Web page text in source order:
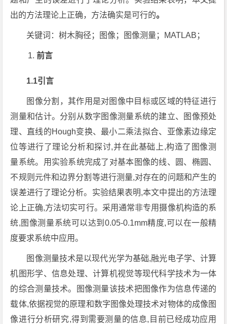
出的方法理论上正确，方法确实是可行的。
关键词：树木胸径；图像；图像测量；MATLAB；
前言
1.1引言
图像分割，其作用是对图像中目标或区域的特征进行
测量和估计。分别从数字图像测量系统的建立、图像预处
理、直线的Hough变换、最小二乘法拟合、亚像素边缘定
位等进行了理论分析和探讨,并在此基础上,构造了图像测
量系统。用实验系统完成了对基本图像的线、圆、椭圆、
不规则元件和边界分割等进行测量,对存在的问题和产生的
误差进行了理论分析。实验结果表明,本文中提出的方法理
论上正确,方法切实可行。采用通常非专用摄像机构造的系
统,图像测量系统可以达到0.05-0.1mm精度,可以在一般精
度要求系统中应用。
图像测量技术是以现代光学为基础,融光电子学、计算
机图形学、信息处理、计算机视觉等现代科学技术为一体
的综合测量技术。图像测量该技术把图像作为信息传递的
载体,依据视觉的原理和数字图像处理技术对物体的成像图
像进行分析研究,得到需要测量的信息,目前已经成功应用